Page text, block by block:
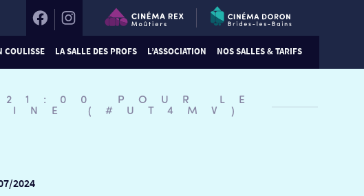
COULISSE LA SALLE DES PROFS L’ASSOCIATION NOS SALLES & TARIFS
POUR LE
(#UT4MV)
2024